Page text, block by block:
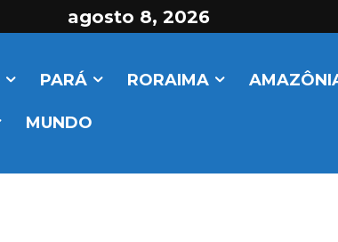
agosto 8, 2026
PARÁ RORAIMA
MUNDO